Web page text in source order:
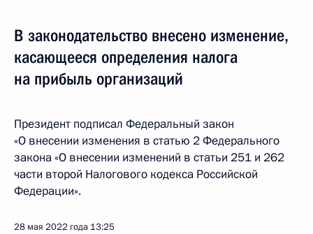
В законодательство внесено изменение,
касающееся определения налога
на прибыль организаций
Президент подписал Федеральный закон
«О внесении изменения в статью 2 Федерального
закона «О внесении изменений в статьи 251 и 262
части второй Налогового кодекса Российской
Федерации».
28 мая 2022 года 13:25